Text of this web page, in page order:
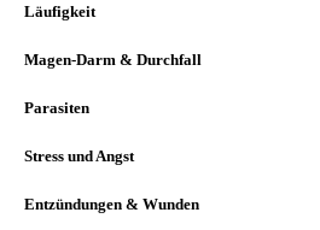
Läufigkeit
Magen-Darm & Durchfall
Parasiten
Stress und Angst
Entzündungen & Wunden